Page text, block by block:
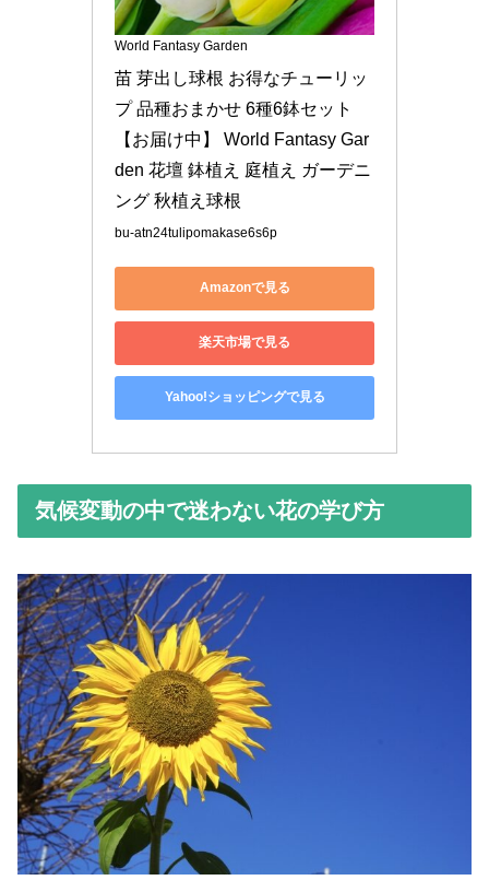
World Fantasy Garden
苗 芽出し球根 お得なチューリッ
プ 品種おまかせ 6種6鉢セット
【お届け中】 World Fantasy Gar
den 花壇 鉢植え 庭植え ガーデニ
ング 秋植え球根
bu-atn24tulipomakase6s6p
Amazonで見る
楽天市場で見る
Yahoo!ショッピングで見る
気候変動の中で迷わない花の学び方